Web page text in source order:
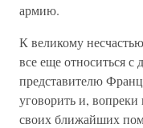
армию.
К великому
все еще относиться
представителю
уговорить и,
своих ближайших